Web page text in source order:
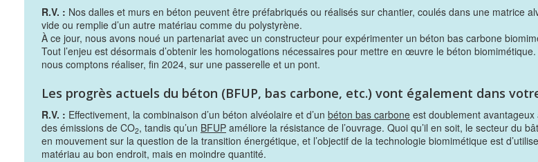
R.V. : Nos dalles et murs en béton peuvent être préfabriqués ou réalisés sur chantier, coulés dans une matrice
vide ou remplie d’un autre matériau comme du polystyrène.
À ce jour, nous avons noué un partenariat avec un constructeur pour expérimenter un béton bas carbone
Tout l’enjeu est désormais d’obtenir les homologations nécessaires pour mettre en œuvre le béton
nous comptons réaliser, fin 2024, sur une passerelle et un pont.
Les progrès actuels du béton (BFUP, bas carbone, etc.) vont également dans
R.V. : Effectivement, la combinaison d’un béton alvéolaire et d’un béton bas carbone est doublement avantageux
des émissions de CO2, tandis qu’un BFUP améliore la résistance de l’ouvrage. Quoi qu’il en soit, le secteur du
en mouvement sur la question de la transition énergétique, et l’objectif de la technologie biomimétique est
matériau au bon endroit, mais en moindre quantité.